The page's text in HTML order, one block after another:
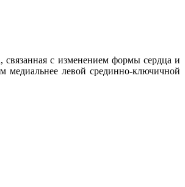
связанная с изменением формы сердца и
медиальнее левой срединно-ключичной